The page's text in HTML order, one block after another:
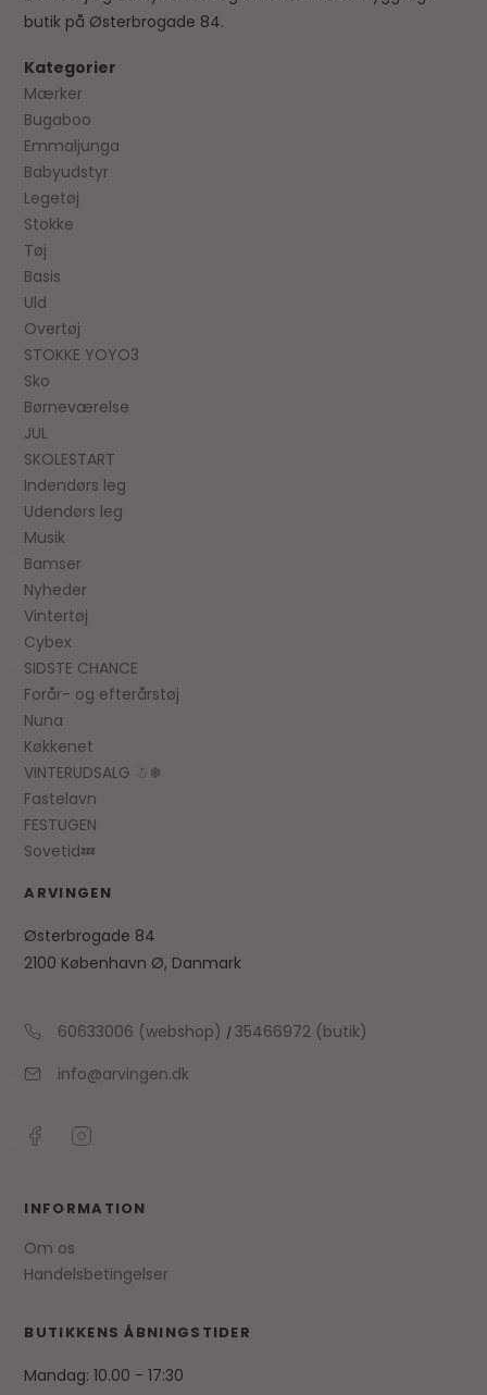
butik på Østerbrogade 84.
Kategorier
Mærker
Bugaboo
Emmaljunga
Babyudstyr
Legetøj
Stokke
Tøj
Basis
Uld
Overtøj
STOKKE YOYO3
Sko
Børneværelse
JUL
SKOLESTART
Indendørs leg
Udendørs leg
Musik
Bamser
Nyheder
Vintertøj
Cybex
SIDSTE CHANCE
Forår- og efterårstøj
Nuna
Køkkenet
VINTERUDSALG ☃❄
Fastelavn
FESTUGEN
Sovetid💤
ARVINGEN
Østerbrogade 84
2100 København Ø, Danmark
60633006 (webshop) /35466972 (butik)
info@arvingen.dk
INFORMATION
Om os
Handelsbetingelser
BUTIKKENS ÅBNINGSTIDER
Mandag: 10.00 - 17:30